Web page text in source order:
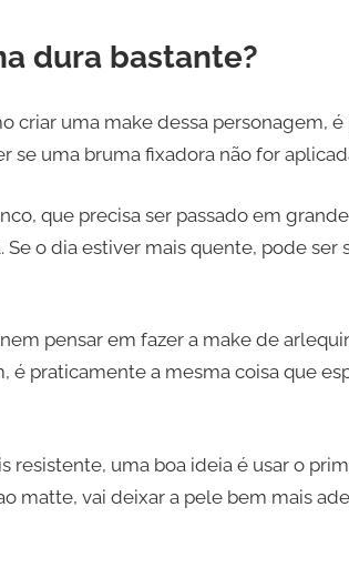
dura bastante?
criar uma make dessa personagem,
se uma bruma fixadora não for
que precisa ser passado em
Se o dia estiver mais quente, pode ser
pensar em fazer a make de
é praticamente a mesma coisa que
resistente, uma boa ideia é usar o
matte, vai deixar a pele bem mais